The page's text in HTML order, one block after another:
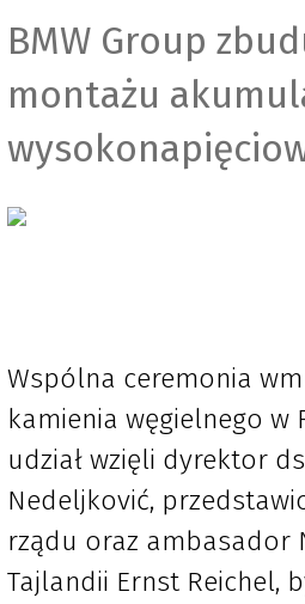
BMW Group
montażu
Wspólna ceremonia
kamienia węgielnego w
udział wzięli dyrektor
Nedeljković,
rządu oraz ambasador
Tajlandii Ernst Reichel,